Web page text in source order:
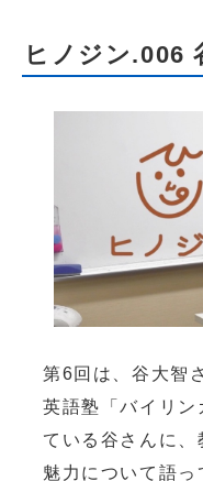
ヒノジン.006
第6回は、谷大智
英語塾「バイリ
ている谷さんに
魅力について語